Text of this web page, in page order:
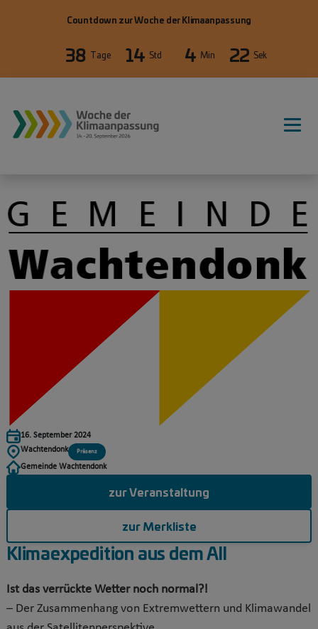
Countdown zur Woche der Klimaanpassung
38 Tage 14 Std 4 Min 22 Sek
Klimaexpedition aus dem All
Ist das verrückte Wetter noch normal?!
– Der Zusammenhang von Extremwettern und Klimawandel
16. September 2024
Wachtendonk
Präsenz
Gemeinde Wachtendonk
zur Veranstaltung
zur Merkliste